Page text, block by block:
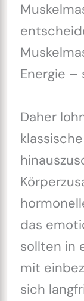
Energie –
Daher
das
sollten in
mit
sich